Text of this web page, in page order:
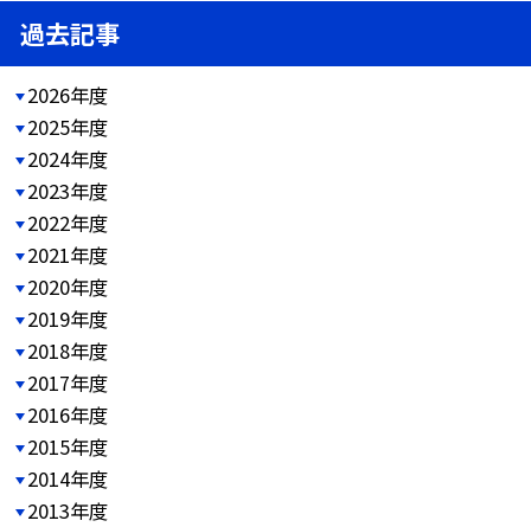
過去記事
2026年度
2025年度
2024年度
2023年度
2022年度
2021年度
2020年度
2019年度
2018年度
2017年度
2016年度
2015年度
2014年度
2013年度